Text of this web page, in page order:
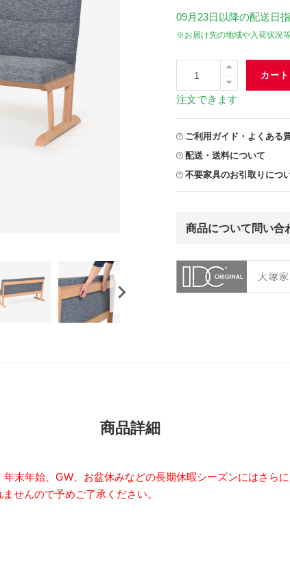
09月23日 以降の配送日
※お届け先の地域や入荷状況
カー
注文できます
ご利用ガイド・よくある
配送・送料について
不要家具のお引取りにつ
商品について問い合
商品詳細
末年始、GW、お盆休みなどの長期休暇シーズンにはさら
せんので予めご了承ください。